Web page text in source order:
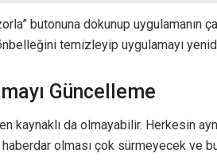
butonuna dokunup uygulamanın
temizleyip uygulamayı
Güncelleme
kaynaklı da olmayabilir. Herkesin
haberdar olması çok sürmeyecek ve